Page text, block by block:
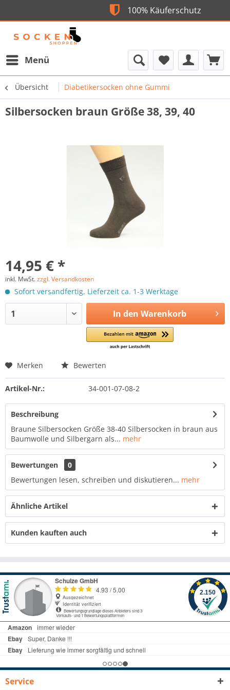
Flexible
100%
Menü
Übersicht Diabetikersocken ohne Gummi
Silbersocken braun Größe 38, 39, 40
14,95 € *
inkl. MwSt.zzgl. Versandkosten
Sofort versandfertig, Lieferzeit ca. 1-3 Werktage
In den Warenkorb
Merken Bewerten
Artikel-Nr.: 34-001-07-08-2
Beschreibung
Braune Silbersocken Größe 38-40 Silbersocken in braun aus
Baumwolle und Silbergarn als... mehr
Bewertungen
0
Bewertungen lesen, schreiben und diskutieren... mehr
Ähnliche Artikel
Kunden kauften auch
Service